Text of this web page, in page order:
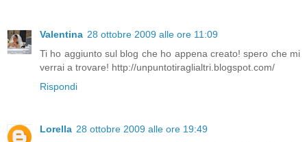
Valentina 28 ottobre 2009 alle ore 11:09
Ti ho aggiunto sul blog che ho appena creato! spero che mi
verrai a trovare! http://unpuntotiraglialtri.blogspot.com/
Rispondi
Lorella 28 ottobre 2009 alle ore 19:49